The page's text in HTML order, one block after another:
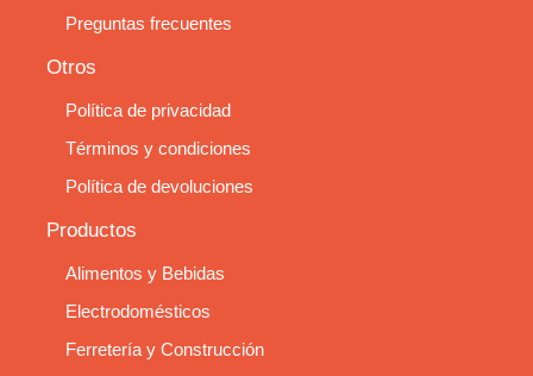
Preguntas frecuentes
Otros
Política de privacidad
Términos y condiciones
Política de devoluciones
Productos
Alimentos y Bebidas
Electrodomésticos
Ferretería y Construcción